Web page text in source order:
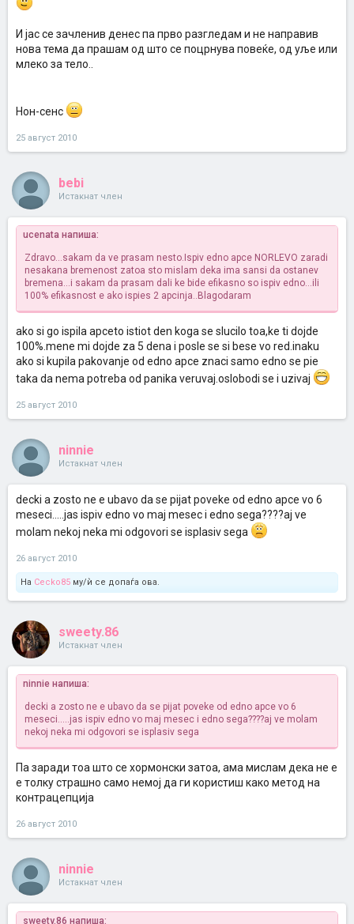
И јас се зачленив денес па прво разгледам и не направив
нова тема да прашам од што се поцрнува повеќе, од уље или
млеко за тело..
Нон-сенс
25 август 2010
bebi
Истакнат член
ucenata напиша:
Zdravo...sakam da ve prasam nesto.Ispiv edno apce NORLEVO zaradi
nesakana bremenost zatoa sto mislam deka ima sansi da ostanev
bremena...i sakam da prasam dali ke bide efikasno so ispiv edno...ili
100% efikasnost e ako ispies 2 apcinja..Blagodaram
ako si go ispila apceto istiot den koga se slucilo toa,ke ti dojde
100%.mene mi dojde za 5 dena i posle se si bese vo red.inaku
ako si kupila pakovanje od edno apce znaci samo edno se pie
taka da nema potreba od panika veruvaj.oslobodi se i uzivaj
25 август 2010
ninnie
Истакнат член
decki a zosto ne e ubavo da se pijat poveke od edno apce vo 6
meseci.....jas ispiv edno vo maj mesec i edno sega????aj ve
molam nekoj neka mi odgovori se isplasiv sega
26 август 2010
На Cecko85 му/ѝ се допаѓа ова.
sweety.86
Истакнат член
ninnie напиша:
decki a zosto ne e ubavo da se pijat poveke od edno apce vo 6
meseci.....jas ispiv edno vo maj mesec i edno sega????aj ve molam
nekoj neka mi odgovori se isplasiv sega
Па заради тоа што се хормонски затоа, ама мислам дека не е
е толку страшно само немој да ги користиш како метод на
контрацепција
26 август 2010
ninnie
Истакнат член
sweety.86 напиша: